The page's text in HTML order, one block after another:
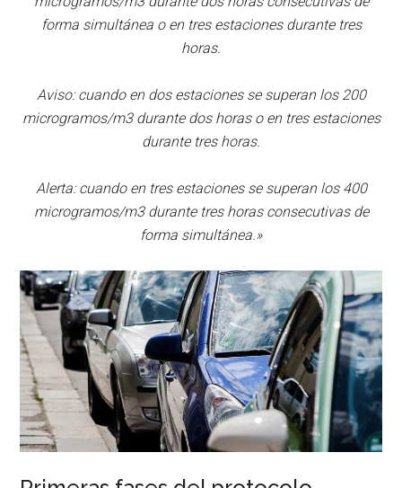
forma simultánea o en tres estaciones durante tres
horas.
Aviso: cuando en dos estaciones se superan los 200
microgramos/m3 durante dos horas o en tres estaciones
durante tres horas.
Alerta: cuando en tres estaciones se superan los 400
microgramos/m3 durante tres horas consecutivas de
forma simultánea.»